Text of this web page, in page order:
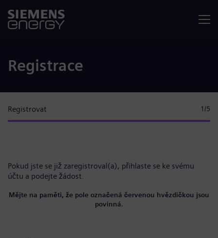
Registrace
Registrovat 1 /5
Pokud jste se již zaregistroval(a), přihlaste se ke svému
účtu a podejte žádost.
Mějte na paměti, že pole označená červenou hvězdičkou jsou
povinná.